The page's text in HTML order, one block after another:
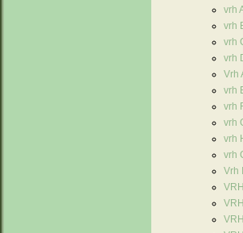
vrh
vrh
vrh
vrh
Vrh
vrh
vrh
vrh
vrh
vrh
Vrh